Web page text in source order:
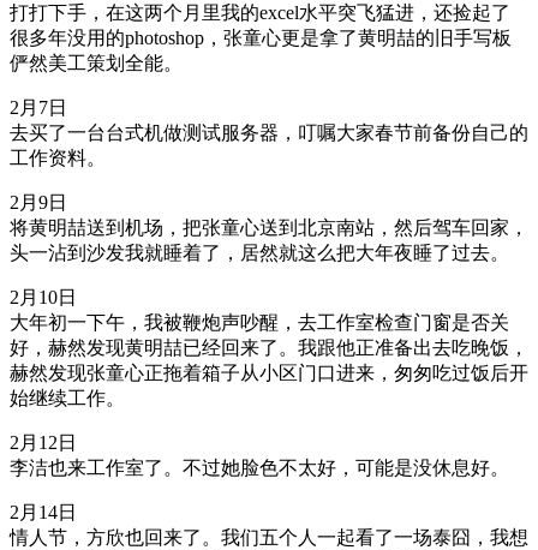
打打下手，在这两个月里我的excel水平突飞猛进，还捡起了
很多年没用的photoshop，张童心更是拿了黄明喆的旧手写板
俨然美工策划全能。
2月7日
去买了一台台式机做测试服务器，叮嘱大家春节前备份自己的
工作资料。
2月9日
将黄明喆送到机场，把张童心送到北京南站，然后驾车回家，
头一沾到沙发我就睡着了，居然就这么把大年夜睡了过去。
2月10日
大年初一下午，我被鞭炮声吵醒，去工作室检查门窗是否关
好，赫然发现黄明喆已经回来了。我跟他正准备出去吃晚饭，
赫然发现张童心正拖着箱子从小区门口进来，匆匆吃过饭后开
始继续工作。
2月12日
李洁也来工作室了。不过她脸色不太好，可能是没休息好。
2月14日
情人节，方欣也回来了。我们五个人一起看了一场泰囧，我想